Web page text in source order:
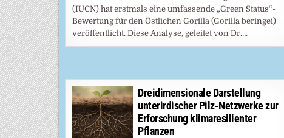
(IUCN) hat erstmals eine umfassende „Green Status“-
Bewertung für den Östlichen Gorilla (Gorilla beringei)
veröffentlicht. Diese Analyse, geleitet von Dr….
Dreidimensionale Darstellung
unterirdischer Pilz-Netzwerke zur
Erforschung klimaresilienter
Pflanzen